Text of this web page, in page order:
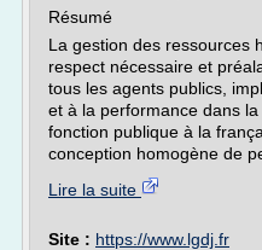
Résumé
La gestion des ressources
respect nécessaire et
tous les agents publics,
et à la performance dans
fonction publique à la
conception homogène de
Lire la suite
Site : https://www.lgdj.fr